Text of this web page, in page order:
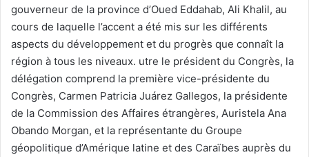
gouverneur de la province d’Oued Eddahab, Ali Khalil, au
cours de laquelle l’accent a été mis sur les différents
aspects du développement et du progrès que connaît la
région à tous les niveaux. utre le président du Congrès, la
délégation comprend la première vice-présidente du
Congrès, Carmen Patricia Juárez Gallegos, la présidente
de la Commission des Affaires étrangères, Auristela Ana
Obando Morgan, et la représentante du Groupe
géopolitique d’Amérique latine et des Caraïbes auprès du